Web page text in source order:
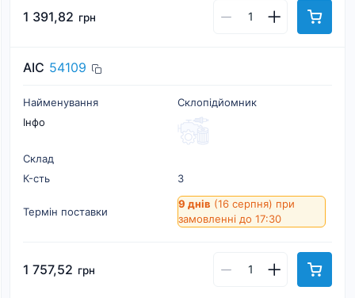
1 391,82 грн
AIC 54109
Найменування
Склопідйомник
Інфо
Склад
К-cть
3
Термін поставки
9 днів (16 серпня) при
замовленні до 17:30
1 757,52 грн